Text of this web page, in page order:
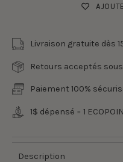
Livraison gratuite dès
Retours acceptés sous
Paiement 100%
1$ dépensé = 1
Description